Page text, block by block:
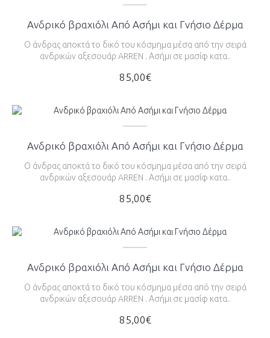
Ανδρικό βραχιόλι Από Ασήμι και Γνήσιο Δέρμα
Ο άνδρας αποκτά το δικό του κόσμημα μέσα από την σειρά
ανδρικών αξεσουάρ ARREN . Ασήμι σε μασίφ κατα..
85,00€
Ανδρικό βραχιόλι Από Ασήμι και Γνήσιο Δέρμα
Ο άνδρας αποκτά το δικό του κόσμημα μέσα από την σειρά
ανδρικών αξεσουάρ ARREN . Ασήμι σε μασίφ κατα..
85,00€
Ανδρικό βραχιόλι Από Ασήμι και Γνήσιο Δέρμα
Ο άνδρας αποκτά το δικό του κόσμημα μέσα από την σειρά
ανδρικών αξεσουάρ ARREN . Ασήμι σε μασίφ κατα..
85,00€